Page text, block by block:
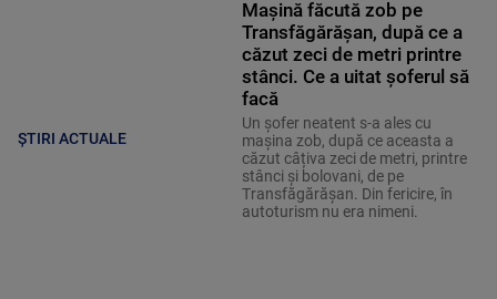
ȘTIRI ACTUALE
Mașină făcută zob pe
Transfăgărășan, după ce a
căzut zeci de metri printre
stânci. Ce a uitat șoferul să
facă
Un șofer neatent s-a ales cu
mașina zob, după ce aceasta a
căzut câțiva zeci de metri, printre
stânci și bolovani, de pe
Transfăgărășan. Din fericire, în
autoturism nu era nimeni.